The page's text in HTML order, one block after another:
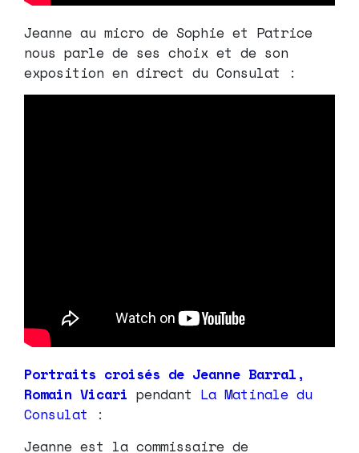
Jeanne au micro de Sophie et Patrice
nous parle de ses choix et de son
exposition en direct du Consulat :
Portraits croisés de Jeanne Barral,
Romain Vicari pendant La Matinale du
Consulat :
Jeanne est la commissaire de